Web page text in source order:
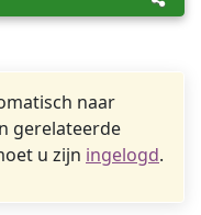
naar
gerelateerde
u zijn ingelogd.